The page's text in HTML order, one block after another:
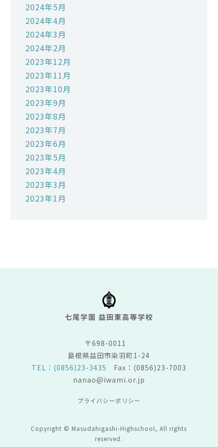
2024年5月
2024年4月
2024年3月
2024年2月
2023年12月
2023年11月
2023年10月
2023年9月
2023年8月
2023年7月
2023年6月
2023年5月
2023年4月
2023年3月
2023年1月
〒698-0011
島根県益田市染羽町1-24
TEL：(0856)23-3435 Fax：(0856)23-7003
nanao@iwami.or.jp
プライバシーポリシー
Copyright © Masudahigashi-Highschool, All rights
reserved.